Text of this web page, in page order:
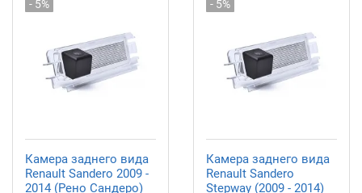
- 5%
Камера заднего вида
Renault Sandero 2009 -
2014 (Рено Сандеро)
- 5%
Камера заднего вида
Renault Sandero
Stepway (2009 - 2014)